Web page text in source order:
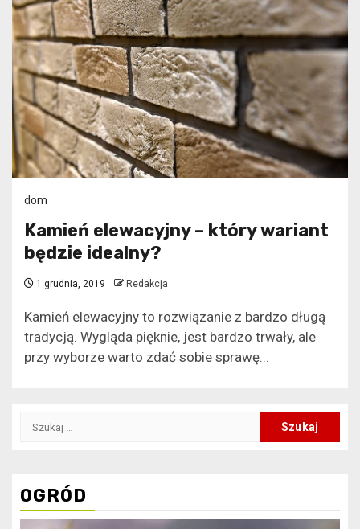
dom
Kamień elewacyjny – który wariant
będzie idealny?
1 grudnia, 2019 Redakcja
Kamień elewacyjny to rozwiązanie z bardzo długą
tradycją. Wygląda pięknie, jest bardzo trwały, ale
przy wyborze warto zdać sobie sprawę...
Szukaj:
OGRÓD